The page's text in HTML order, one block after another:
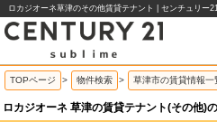
ロカジオーネ草津のその他賃貸テナント | センチュリー
TOPページ > 物件検索 > 草津市の賃貸情報一
ロカジオーネ 草津の賃貸テナント(その他)